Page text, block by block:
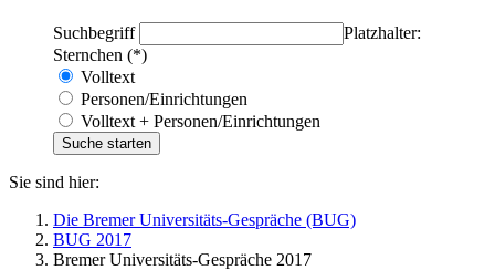
Suchbegriff
Platzhalter:
Sternchen (*)
Volltext
Personen/Einrichtungen
Volltext + Personen/Einrichtungen
Sie sind hier:
Die Bremer Universitäts-Gespräche (BUG)
BUG 2017
Bremer Universitäts-Gespräche 2017